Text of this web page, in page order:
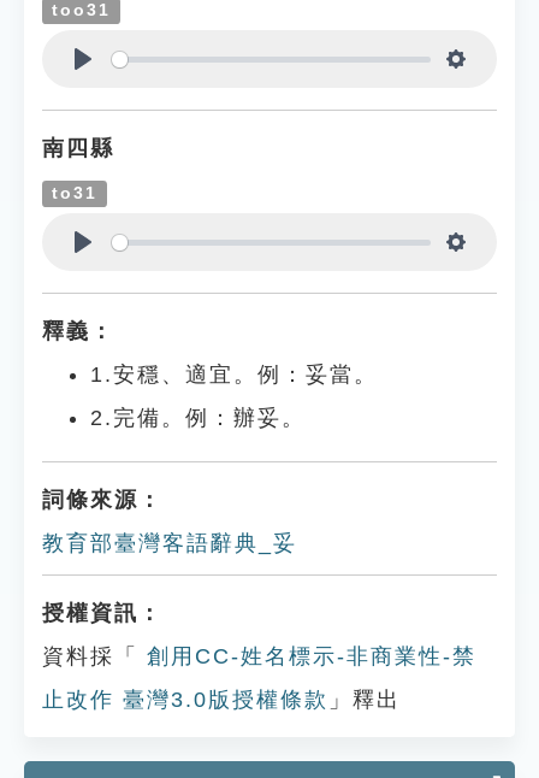
too31
南四縣
to31
釋義：
1.安穩、適宜。例：妥當。
2.完備。例：辦妥。
詞條來源：
教育部臺灣客語辭典_妥
授權資訊：
資料採「
創用CC-姓名標示-非商業性-禁
止改作 臺灣3.0版授權條款 」釋出